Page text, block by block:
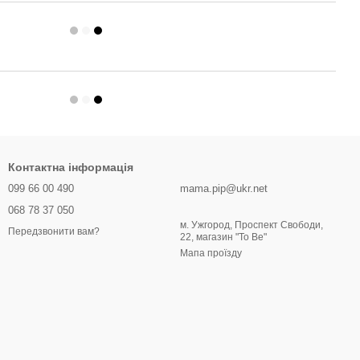
Контактна інформація
099 66 00 490
068 78 37 050
Передзвонити вам?
mama.pip@ukr.net
м. Ужгород, Проспект Свободи,
22, магазин "To Be"
Мапа проїзду